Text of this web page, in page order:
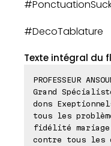
#DecoTablature
Texte intégral du
PROFESSEUR
Grand
dons
tous les
fidélité mariage
contre tous les